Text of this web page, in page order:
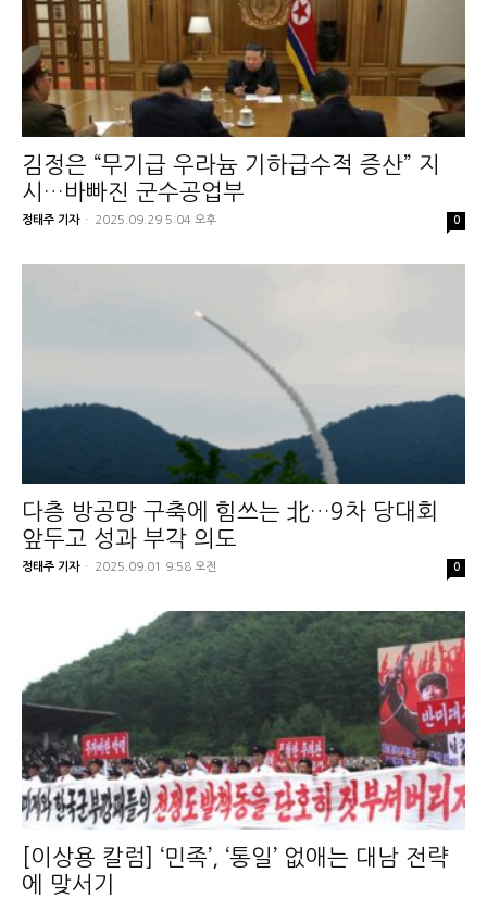
김정은 “무기급 우라늄 기하급수적 증산” 지
시…바빠진 군수공업부
정태주 기자 - 2025.09.29 5:04 오후 0
다층 방공망 구축에 힘쓰는 北…9차 당대회
앞두고 성과 부각 의도
정태주 기자 - 2025.09.01 9:58 오전 0
[이상용 칼럼] ‘민족’, ‘통일’ 없애는 대남 전략
에 맞서기